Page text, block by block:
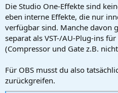
Die Studio One-Effekte sind
eben interne Effekte, die nur
verfügbar sind. Manche davon
separat als VST-/AU-Plug-ins
(Compressor und Gate z.B.
Für OBS musst du also
zurückgreifen.